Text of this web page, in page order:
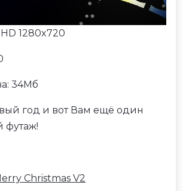
1280x720
34Мб
год и вот Вам ещё один
футаж!
Christmas V2